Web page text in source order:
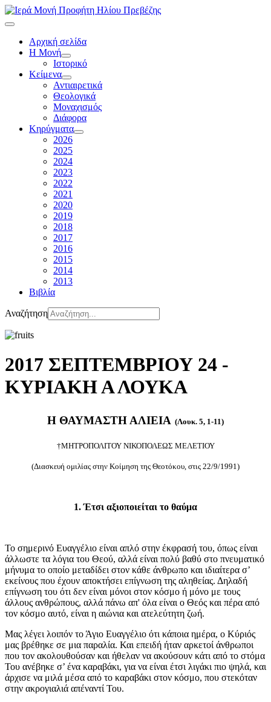
Αρχική σελίδα
Η Μονή
Ιστορικό
Κείμενα
Αντιαιρετικά
Θεολογικά
Μοναχισμός
Διάφορα
Κηρύγματα
2026
2025
2024
2023
2022
2021
2020
2019
2018
2017
2016
2015
2014
2013
Βιβλία
Αναζήτηση
2017 ΣΕΠΤΕΜΒΡΙΟΥ 24 -
ΚΥΡΙΑΚΗ Α ΛΟΥΚΑ
Η ΘΑΥΜΑΣΤΗ ΑΛΙΕΙΑ (Λουκ. 5, 1-11)
†ΜΗΤΡΟΠΟΛΙΤΟΥ ΝΙΚΟΠΟΛΕΩΣ ΜΕΛΕΤΙΟΥ
(Διασκευή ομιλίας στην Κοίμηση της Θεοτόκου, στις 22/9/1991)
1. Έτσι αξιοποιείται το θαύμα
Το σημερινό Ευαγγέλιο είναι απλό στην έκφρασή του, όπως είναι
άλλωστε τα λόγια του Θεού, αλλά είναι πολύ βαθύ στο πνευματικό
μήνυμα το οποίο μεταδίδει στον κάθε άνθρωπο και ιδιαίτερα σ’
εκείνους που έχουν αποκτήσει επίγνωση της αληθείας. Δηλαδή
επίγνωση του ότι δεν είναι μόνοι στον κόσμο ή μόνο με τους
άλλους ανθρώπους, αλλά πάνω απ' όλα είναι ο Θεός και πέρα από
τον κόσμο αυτό, είναι η αιώνια και ατελεύτητη ζωή.
Μας λέγει λοιπόν το Άγιο Ευαγγέλιο ότι κάποια ημέρα, ο Κύριός
μας βρέθηκε σε μια παραλία. Και επειδή ήταν αρκετοί άνθρωποι
που τον ακολουθούσαν και ήθελαν να ακούσουν κάτι από το στόμα
Του ανέβηκε σ’ ένα καραβάκι, για να είναι έτσι λιγάκι πιο ψηλά, και
άρχισε να μιλά μέσα από το καραβάκι στον κόσμο, που στεκόταν
στην ακρογιαλιά απέναντί Του.